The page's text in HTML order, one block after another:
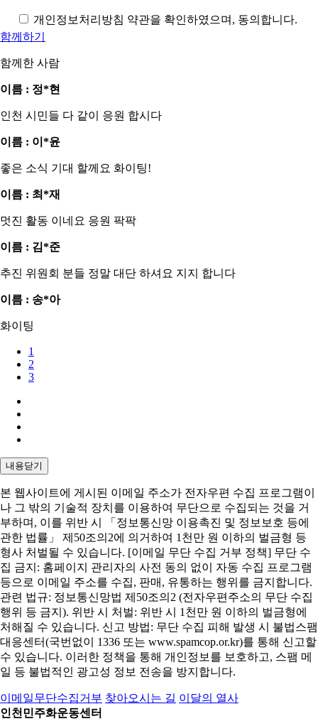
개인정보처리방침 약관을 확인하였으며, 동의합니다.
함께하기
함께한 사람
이름 : 정*현
인천 시민들 다 같이 응원 합시다
이름 : 이*윤
좋은 소식 기대 할께요 화이팅!
이름 : 최*재
멋진 활동 이네요 응원 팍팍
이름 : 김*준
추진 위원회 분들 정말 대단 하셔요 지지 합니다
이름 : 송*아
화이팅
1
2
3
내용닫기
본 웹사이트에 게시된 이메일 주소가 전자우편 수집 프로그램이
나 그 밖의 기술적 장치를 이용하여 무단으로 수집되는 것을 거
부하며, 이를 위반 시 「정보통신망 이용촉진 및 정보보호 등에
관한 법률」 제50조의2에 의거하여 1천만 원 이하의 벌금형 등
형사 처벌될 수 있습니다. [이메일 무단 수집 거부 정책] 무단 수
집 금지: 홈페이지 관리자의 사전 동의 없이 자동 수집 프로그램
등으로 이메일 주소를 수집, 판매, 유통하는 행위를 금지합니다.
관련 법규: 정보통신망법 제50조의2 (전자우편주소의 무단 수집
행위 등 금지). 위반 시 처벌: 위반 시 1천만 원 이하의 벌금형에
처해질 수 있습니다. 신고 방법: 무단 수집 피해 발생 시 불법스팸
대응센터(국번없이 1336 또는 www.spamcop.or.kr)를 통해 신고할
수 있습니다. 이러한 정책을 통해 개인정보를 보호하고, 스팸 메
일 등 불법적인 광고성 정보 전송을 방지합니다.
이메일무단수집거부 찾아오시는 길 이달의 열사
인천민주화운동센터